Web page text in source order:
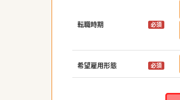
転職時期 必須
希望雇用形態 必須